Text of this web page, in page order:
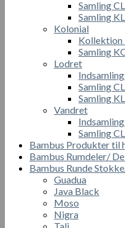
Samling
Samling
Kolonial
Kollektion
Samling
Lodret
Samling
Samling
Vandret
Samling
Bambus Produkter til
Bambus Rumdeler/
Bambus Runde
Guadua
Java Black
Moso
Nigra